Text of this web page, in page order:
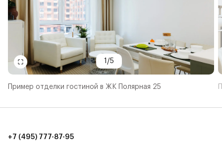
Пример отделки гостиной в ЖК Полярная 25
1 /5
+7 (495) 777-87-95